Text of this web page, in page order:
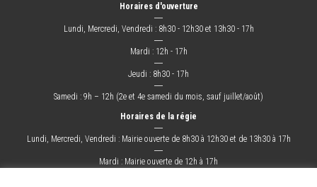
Horaires d'ouverture
―
Lundi, Mercredi, Vendredi : 8h30 - 12h30 et 13h30 - 17h
―
Mardi : 12h - 17h
―
Jeudi : 8h30 - 17h
―
Samedi : 9h – 12h (2e et 4e samedi du mois, sauf juillet/août)
Horaires de la régie
―
Lundi, Mercredi, Vendredi : Mairie ouverte de 8h30 à 12h30 et de 13h30 à 17h
―
Mardi : Mairie ouverte de 12h à 17h